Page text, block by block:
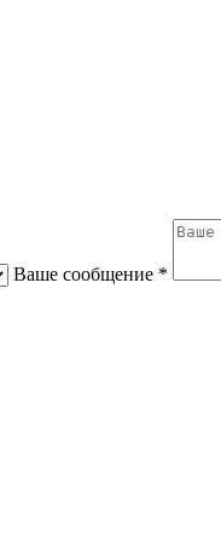
Ваше сообщение *